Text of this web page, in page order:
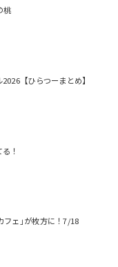
桃
【ひらつーまとめ】
！
フェ｣が枚方に！7/18